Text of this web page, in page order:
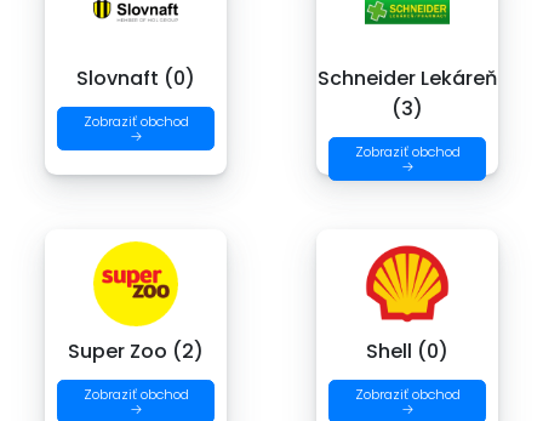
Slovnaft (0)
Zobraziť obchod
→
Schneider Lekáreň
(3)
Zobraziť obchod
→
Super Zoo (2)
Zobraziť obchod
→
Shell (0)
Zobraziť obchod
→